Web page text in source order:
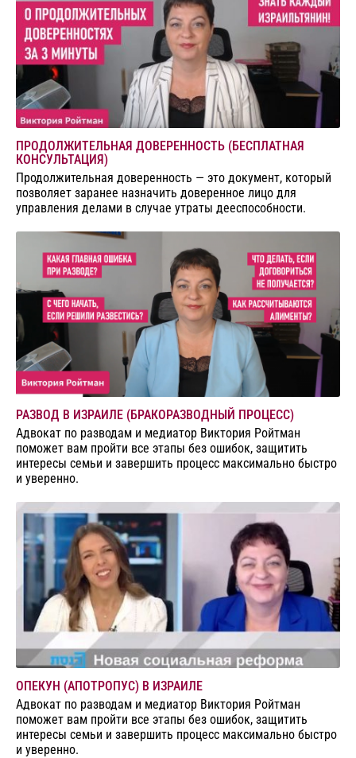
ПРОДОЛЖИТЕЛЬНАЯ ДОВЕРЕННОСТЬ (БЕСПЛАТНАЯ
КОНСУЛЬТАЦИЯ)
Продолжительная доверенность — это документ, который
позволяет заранее назначить доверенное лицо для
управления делами в случае утраты дееспособности.
РАЗВОД В ИЗРАИЛЕ (БРАКОРАЗВОДНЫЙ ПРОЦЕСС)
Адвокат по разводам и медиатор Виктория Ройтман
поможет вам пройти все этапы без ошибок, защитить
интересы семьи и завершить процесс максимально быстро
и уверенно.
ОПЕКУН (АПОТРОПУС) В ИЗРАИЛЕ
Адвокат по разводам и медиатор Виктория Ройтман
поможет вам пройти все этапы без ошибок, защитить
интересы семьи и завершить процесс максимально быстро
и уверенно.